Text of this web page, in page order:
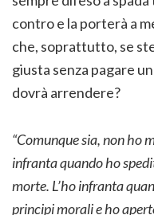
contro e la porterà a
che, soprattutto, se
giusta senza pagare
dovrà arrendere?
“Comunque sia, non ho
infranta quando ho
morte. L’ho infranta
principi morali e ho